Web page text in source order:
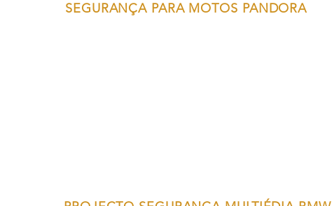
SEGURANÇA PARA MOTOS PANDORA